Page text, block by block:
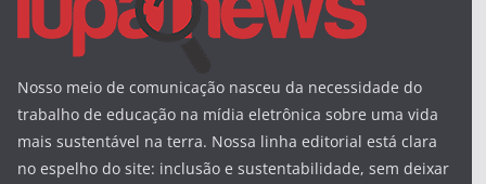
Nosso meio de comunicação nasceu da necessidade do
trabalho de educação na mídia eletrônica sobre uma vida
mais sustentável na terra. Nossa linha editorial está clara
no espelho do site: inclusão e sustentabilidade, sem deixar